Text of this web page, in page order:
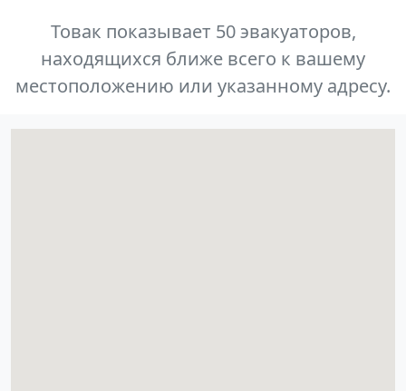
Товак показывает 50 эвакуаторов,
находящихся ближе всего к вашему
местоположению или указанному адресу.